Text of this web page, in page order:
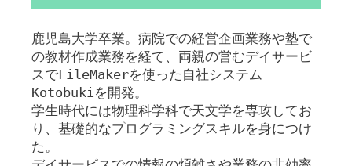
鹿児島大学卒業。病院での経営企画業務や塾で
の教材作成業務を経て、両親の営むデイサービ
スでFileMakerを使った自社システム
Kotobukiを開発。
学生時代には物理科学科で天文学を専攻してお
り、基礎的なプログラミングスキルを身につけ
た。